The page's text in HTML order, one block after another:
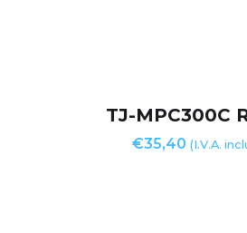
TJ-MPC300C
€35,40 (I.V.A.